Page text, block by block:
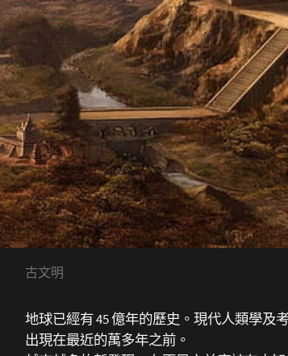
古文明
地球已經有 45 億年的歷史。現代人類學及
出現在最近的萬多年之前。